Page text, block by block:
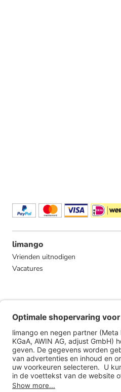
limango
Vrienden uitnodigen
Vacatures